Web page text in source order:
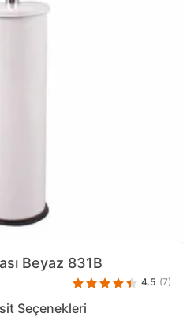
Beyaz 831B
4.5 (7)
Seçenekleri